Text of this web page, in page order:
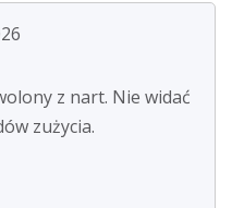
z nart. Nie widać
zużycia.